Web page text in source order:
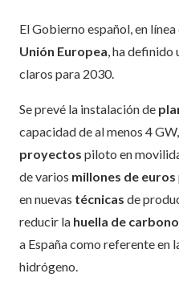
El Gobierno español, en
Unión Europea, ha definido
claros para 2030.
Se prevé la instalación de
capacidad de al menos 4
proyectos piloto en
de varios millones de euros
en nuevas técnicas de
reducir la huella de carbono
a España como referente en
hidrógeno.